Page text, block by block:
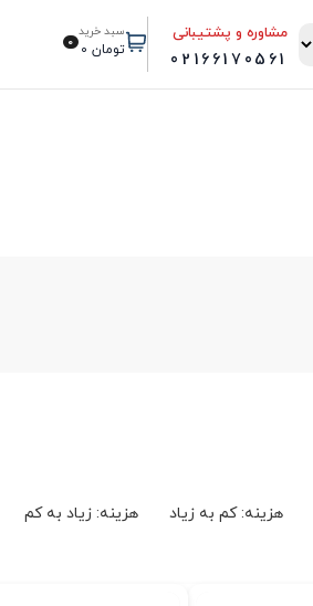
سبد خرید
0تومان 0 مشاوره و پشتیبانی
02166170561
هزینه: کم به زیاد هزینه: زیاد به کم